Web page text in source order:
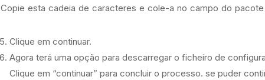
Copie esta cadeia de caracteres e cole-a no campo do
Clique em continuar.
Agora terá uma opção para descarregar o ficheiro de
Clique em “continuar” para concluir o processo. se puder